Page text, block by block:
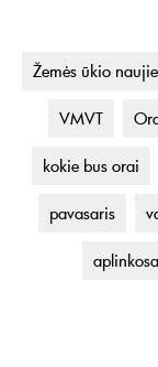
Žemės ūkio
VMVT
kokie bus orai
pavasaris